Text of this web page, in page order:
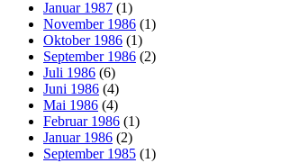
Januar 1987 (1)
November 1986 (1)
Oktober 1986 (1)
September 1986 (2)
Juli 1986 (6)
Juni 1986 (4)
Mai 1986 (4)
Februar 1986 (1)
Januar 1986 (2)
September 1985 (1)